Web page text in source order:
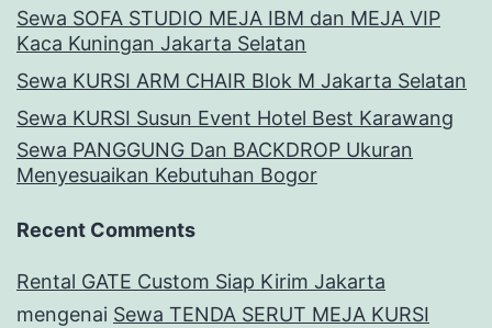
Sewa SOFA STUDIO MEJA IBM dan MEJA VIP
Kaca Kuningan Jakarta Selatan
Sewa KURSI ARM CHAIR Blok M Jakarta Selatan
Sewa KURSI Susun Event Hotel Best Karawang
Sewa PANGGUNG Dan BACKDROP Ukuran
Menyesuaikan Kebutuhan Bogor
Recent Comments
Rental GATE Custom Siap Kirim Jakarta
mengenai Sewa TENDA SERUT MEJA KURSI